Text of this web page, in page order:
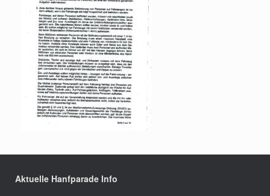
Aktuelle Hanfparade Info